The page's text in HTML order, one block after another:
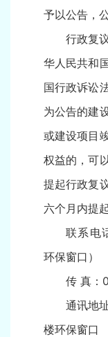
予以公告，
行政复
华人民共和
国行政诉讼
为公告的建
或建设项目
权益的，可
提起行政复
六个月内提
联系电
环保窗口）
传 真
通讯地
楼环保窗口